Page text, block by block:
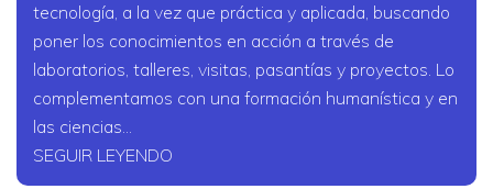
tecnología, a la vez que práctica y aplicada, buscando
poner los conocimientos en acción a través de
laboratorios, talleres, visitas, pasantías y proyectos. Lo
complementamos con una formación humanística y en
las ciencias...
SEGUIR LEYENDO